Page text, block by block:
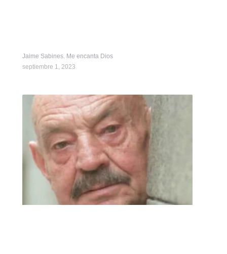
Jaime Sabines. Me encanta Dios
septiembre 1, 2023